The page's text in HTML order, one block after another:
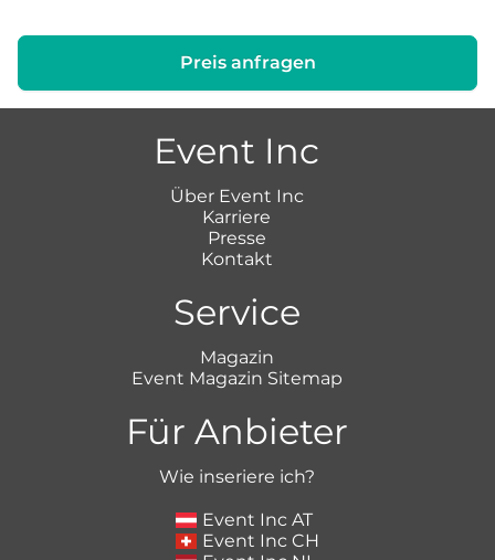
Preis anfragen
Event Inc
Über Event Inc
Karriere
Presse
Kontakt
Service
Magazin
Event Magazin Sitemap
Für Anbieter
Wie inseriere ich?
Event Inc AT
Event Inc CH